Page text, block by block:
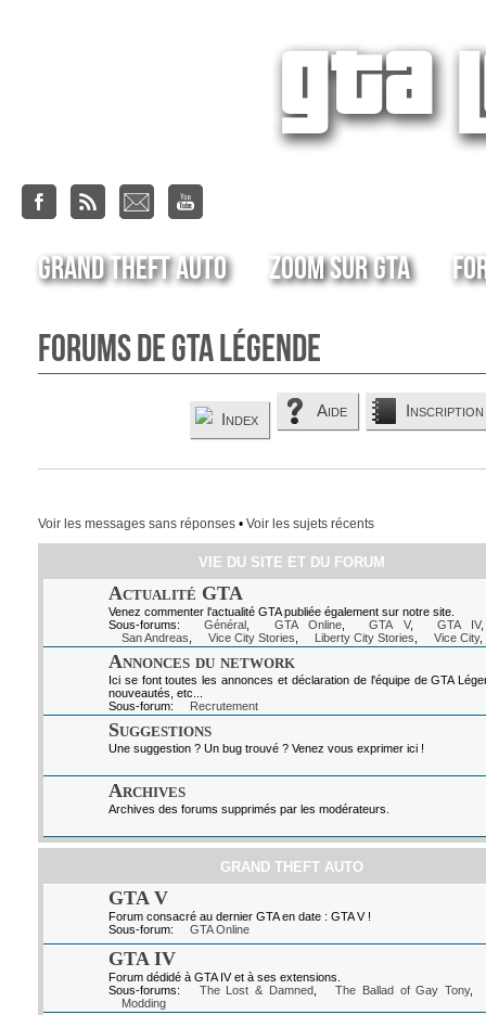
Grand Theft Auto Zoom sur GTA
Forums de GTA Légende
Index Aide Inscription
Voir les messages sans réponses• Voir les sujets récents
VIE DU SITE ET DU FORUM
Actualité GTA
Venez commenter l'actualité GTA publiée également sur notre site.
Sous-forums:
Général GTA Online, GTA V, GTA IV
San Andreas
Vice City Stories Liberty City Stories Vice City,
Annonces du network
Ici se font toutes les annonces et déclaration de l'équipe de GTA
nouveautés, etc...
Sous-forum:
Recrutement
Suggestions
Une suggestion ? Un bug trouvé ? Venez vous exprimer ici !
Archives
Archives des forums supprimés par les modérateurs.
GRAND THEFT AUTO
GTA V
Forum consacré au dernier GTA en date : GTA V !
Sous-forum:
GTA Online
GTA IV
Forum dédidé à GTA IV et à ses extensions.
Sous-forums:
The Lost & Damned, The Ballad of Gay Tony,
Modding